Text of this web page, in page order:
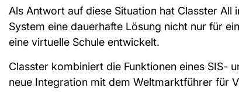
Als Antwort auf diese Situation hat Classter All
System eine dauerhafte Lösung nicht nur für
eine virtuelle Schule entwickelt.
Classter kombiniert die Funktionen eines SIS-
neue Integration mit dem Weltmarktführer für